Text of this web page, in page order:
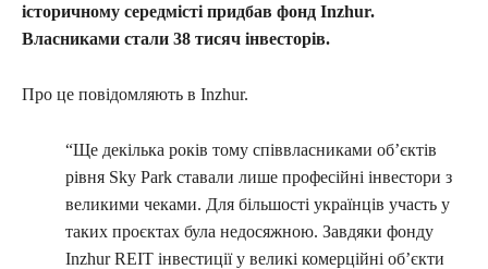
історичному середмісті придбав фонд Inzhur.
Власниками стали 38 тисяч інвесторів.
Про це повідомляють в Inzhur.
“Ще декілька років тому співвласниками об’єктів
рівня Sky Park ставали лише професійні інвестори з
великими чеками. Для більшості українців участь у
таких проєктах була недосяжною. Завдяки фонду
Inzhur REIT інвестиції у великі комерційні об’єкти